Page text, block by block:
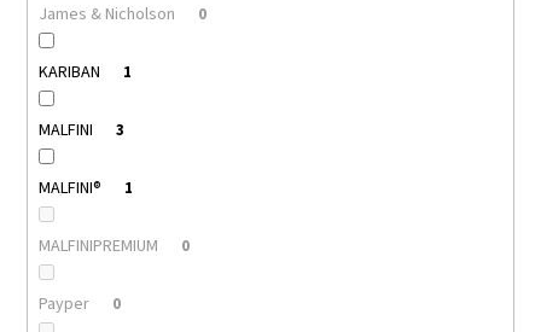
James & Nicholson 0
KARIBAN 1
MALFINI 3
MALFINI® 1
MALFINIPREMIUM 0
Payper 0